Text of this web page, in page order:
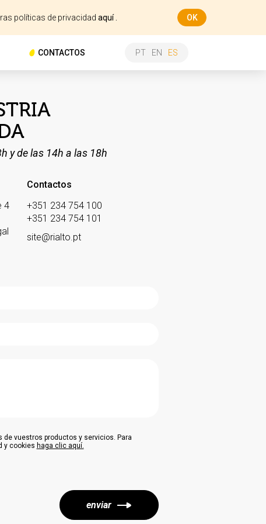
políticas de privacidad aquí . OK
CONTACTOS PT EN ES
y de las 14h a las 18h
4
Contactos
+351 234 754 100
+351 234 754 101
site@rialto.pt
vuestros productos y servicios. Para
y cookies haga clic aquí.
enviar